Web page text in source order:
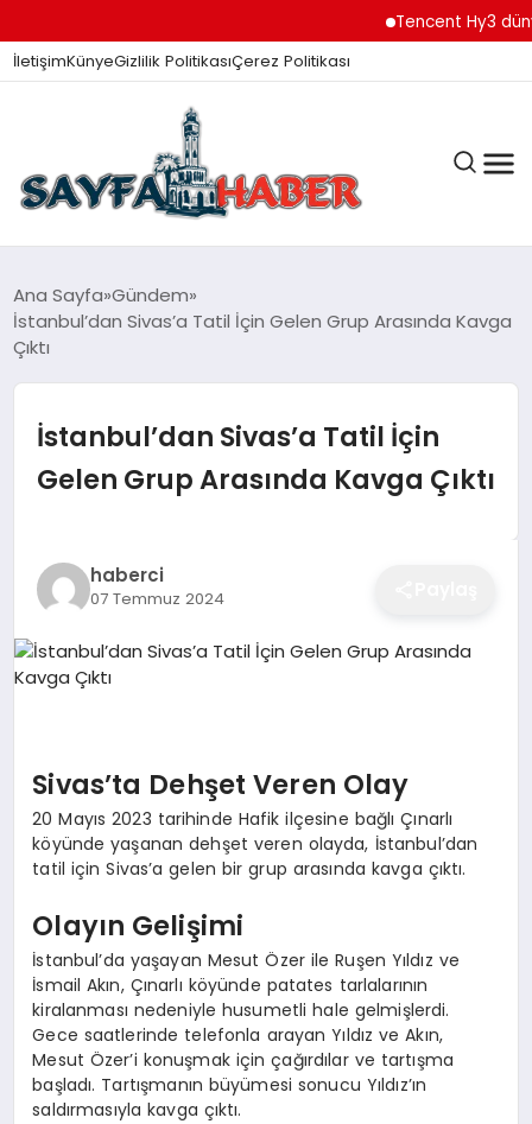
Tencent Hy3 dünya
İletişimKünyeGizlilik PolitikasıÇerez Politikası
ANA SAYFA
GÜNDEM
İZMIR HABERLERI
EKONOMI
SPOR
DIĞER
Ana Sayfa Gündem
İstanbul’dan Sivas’a Tatil İçin Gelen Grup Arasında Kavga
Çıktı
İstanbul’dan Sivas’a Tatil İçin
Gelen Grup Arasında Kavga Çıktı
haberci
07 Temmuz 2024
Sivas’ta Dehşet Veren Olay
20 Mayıs 2023 tarihinde Hafik ilçesine bağlı Çınarlı
köyünde yaşanan dehşet veren olayda, İstanbul’dan
tatil için Sivas’a gelen bir grup arasında kavga çıktı.
Olayın Gelişimi
İstanbul’da yaşayan Mesut Özer ile Ruşen Yıldız ve
İsmail Akın, Çınarlı köyünde patates tarlalarının
kiralanması nedeniyle husumetli hale gelmişlerdi.
Gece saatlerinde telefonla arayan Yıldız ve Akın,
Mesut Özer’i konuşmak için çağırdılar ve tartışma
başladı. Tartışmanın büyümesi sonucu Yıldız’ın
saldırmasıyla kavga çıktı.